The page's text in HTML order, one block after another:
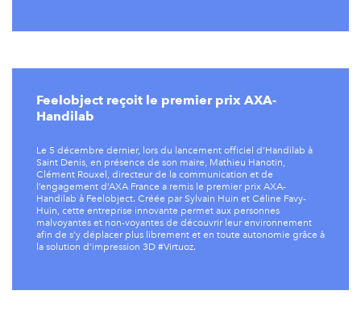
Feelobject reçoit le premier prix AXA-
Handilab
Le 5 décembre dernier, lors du lancement officiel d’Handilab à
Saint Denis, en présence de son maire, Mathieu Hanotin,
Clément Rouxel, directeur de la communication et de
l’engagement d’AXA France a remis le premier prix AXA-
Handilab à Feelobject. Créée par Sylvain Huin et Céline Favy-
Huin, cette entreprise innovante permet aux personnes
malvoyantes et non-voyantes de découvrir leur environnement
afin de s’y déplacer plus librement et en toute autonomie grâce à
la solution d’impression 3D #Virtuoz.